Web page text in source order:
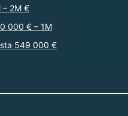
– 2M €
000 € – 1M
549 000 €